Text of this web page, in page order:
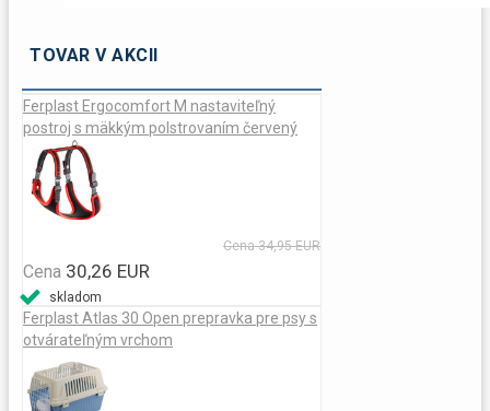
TOVAR V AKCII
Ferplast Ergocomfort M nastaviteľný
postroj s mäkkým polstrovaním červený
Cena34,95 EUR
Cena 30,26 EUR
skladom
Ferplast Atlas 30 Open prepravka pre psy s
otvárateľným vrchom